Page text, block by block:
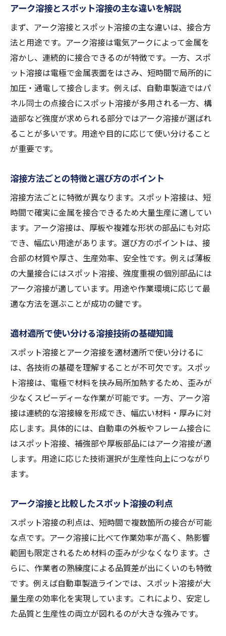
アーク溶接とスポット溶接の主な違いを解説
まず、アーク溶接とスポット溶接の主な違いは、接合方
法と用途です。アーク溶接は電気アークによって金属を
溶かし、連続的に接合できるのが特徴です。一方、スポ
ット溶接は電極で金属表面をはさみ、短時間で局所的に
加圧・通電して接合します。例えば、自動車製造ではパ
ネル同士の点接合にスポット溶接が多用される一方、構
造部など強度が求められる部分ではアーク溶接が選ばれ
ることが多いです。用途や目的に応じて使い分けること
が重要です。
溶接方法ごとの特徴と選び方のポイント
溶接方法ごとに特徴が異なります。スポット溶接は、短
時間で確実に金属を接合できるため大量生産に適してい
ます。アーク溶接は、厚板や複雑な形状の部品にも対応
でき、幅広い用途があります。選び方のポイントは、接
合部の材質や厚さ、生産効率、安全性です。例えば薄板
の大量接合にはスポット溶接、強度重視の個別部品には
アーク溶接が適しています。用途や作業環境に応じて最
適な方法を選ぶことが成功の鍵です。
適材適所で使い分ける溶接技術の基礎知識
スポット溶接とアーク溶接を適材適所で使い分けるに
は、各技術の基礎を理解することが不可欠です。スポッ
ト溶接は、電極で材料を挟み局所加熱するため、歪みが
少なくスピーディーな作業が可能です。一方、アーク溶
接は連続的な溶接線を形成でき、幅広い材料・厚みに対
応します。具体的には、自動車の外板やフレーム接合に
はスポット溶接、補強部や厚板部品にはアーク溶接が適
します。用途に応じた技術選択が生産性向上につながり
ます。
アーク溶接と比較したスポット溶接の利点
スポット溶接の利点は、短時間で複数箇所の接合が可能
な点です。アーク溶接に比べて作業効率が高く、熱影響
範囲も限定されるため材料の歪みが少なくなります。さ
らに、作業者の熟練度による品質差が出にくいのも特徴
です。例えば自動車製造ラインでは、スポット溶接が大
量生産の効率化を実現しています。これにより、安定し
た品質と生産性の両立が図れるのが大きな強みです。